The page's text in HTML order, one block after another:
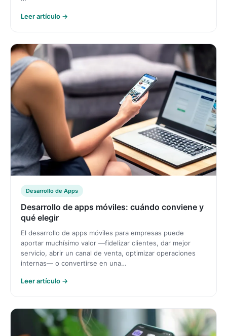
Leer artículo →
Desarrollo de Apps
Desarrollo de apps móviles: cuándo conviene y
qué elegir
El desarrollo de apps móviles para empresas puede
aportar muchísimo valor —fidelizar clientes, dar mejor
servicio, abrir un canal de venta, optimizar operaciones
internas— o convertirse en una…
Leer artículo →